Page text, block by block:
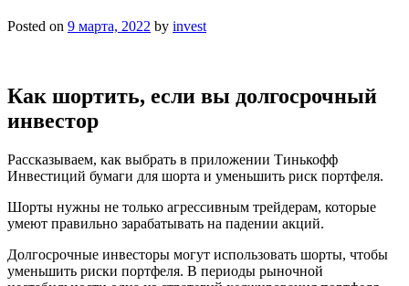
Posted on 9 марта, 2022 by invest
Как шортить, если вы долгосрочный
инвестор
Рассказываем, как выбрать в приложении Тинькофф
Инвестиций бумаги для шорта и уменьшить риск портфеля.
Шорты нужны не только агрессивным трейдерам, которые
умеют правильно зарабатывать на падении акций.
Долгосрочные инвесторы могут использовать шорты, чтобы
уменьшить риски портфеля. В периоды рыночной